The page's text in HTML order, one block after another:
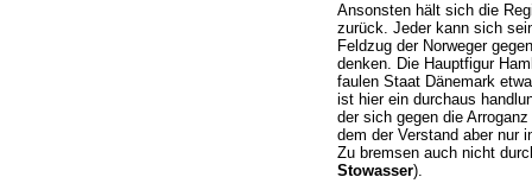
Ansonsten hält sich die
zurück. Jeder kann sich
Feldzug der Norweger
denken. Die Hauptfigur
faulen Staat Dänemark
ist hier ein durchaus
der sich gegen die
dem der Verstand aber nur
Zu bremsen auch nicht
Stowasser).